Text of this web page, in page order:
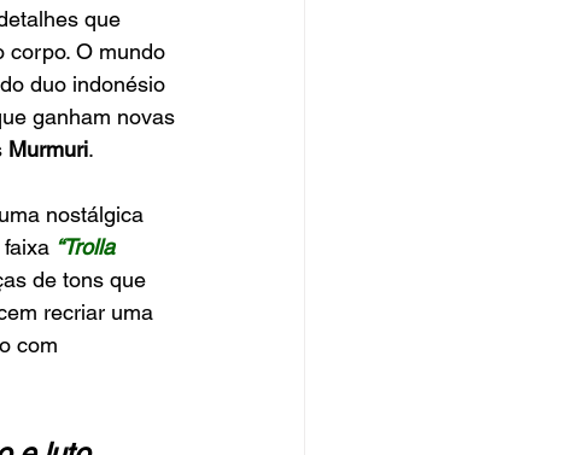
que
corpo. O mundo
duo indonésio
ganham novas
Murmuri.
nostálgica
“Trolla
de tons que
recriar uma
com